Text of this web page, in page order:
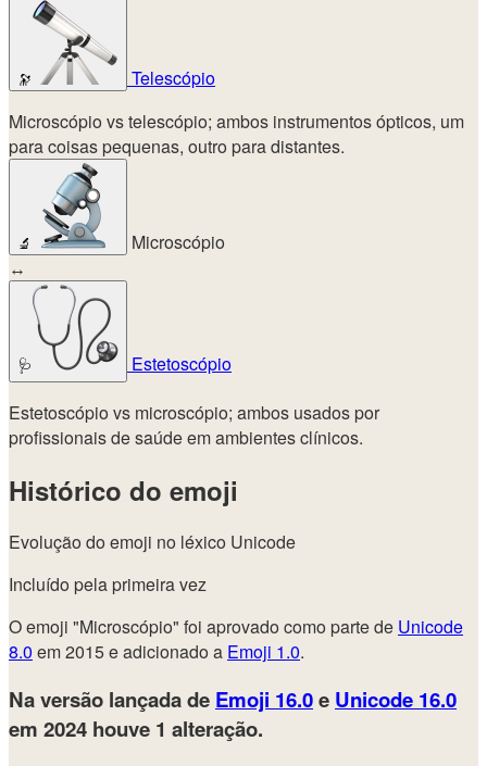
🔭
Telescópio
Microscópio vs telescópio; ambos instrumentos ópticos, um
para coisas pequenas, outro para distantes.
🔬
Microscópio
↔
🩺
Estetoscópio
Estetoscópio vs microscópio; ambos usados por
profissionais de saúde em ambientes clínicos.
Histórico do emoji
Evolução do emoji no léxico Unicode
Incluído pela primeira vez
O emoji "Microscópio" foi aprovado como parte de Unicode
8.0 em 2015 e adicionado a Emoji 1.0.
Na versão lançada de Emoji 16.0e Unicode 16.0
em 2024 houve 1 alteração.